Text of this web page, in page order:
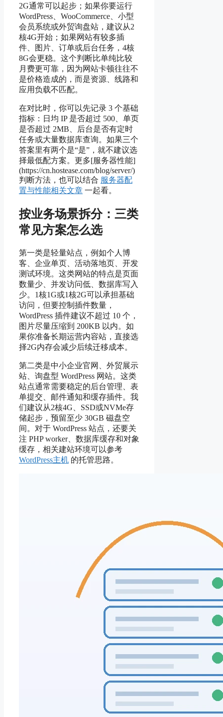
2G通常可以起步；如果你要运行
WordPress、WooCommerce、小型
会员系统或外贸询盘站，建议从2
核4G开始；如果网站有较多插
件、图片、订单或后台任务，4核
8G会更稳。这个判断比单纯比较
月费更可靠，因为网站卡顿往往不
是价格造成的，而是资源、线路和
应用负载不匹配。
在对比时，你可以先记录 3 个基础
指标：日均 IP 是否超过 500、单页
是否超过 2MB、后台是否有定时
任务或大量数据库查询。如果三个
答案里有两个是“是”，就不建议选
择最低配方案。更多[服务器性能]
(https://cn.hostease.com/blog/server/)
判断方法，也可以结合 服务器配
置与性能相关文章 一起看。
按业务场景拆分：三类
常见方案怎么选
第一类是轻量站点，例如个人博
客、企业单页、活动落地页、开发
测试环境。这类网站的特点是页面
数量少、并发访问低、数据库写入
少。1核1G或1核2G可以承担基础
访问，但要控制插件数量，
WordPress 插件建议不超过 10 个，
图片尽量压缩到 200KB 以内。如
果你准备长期运营内容站，直接选
择2G内存会减少后续迁移成本。
第二类是中小企业官网、外贸展示
站、询盘型 WordPress 网站。这类
站点通常需要稳定的后台管理、表
单提交、邮件通知和缓存插件。我
们建议从2核4G、SSD或NVMe存
储起步，预留至少 30GB 磁盘空
间。对于 WordPress 站点，还要关
注 PHP worker、数据库缓存和对象
缓存，相关建站环境可以参考
WordPress主机 的托管思路。